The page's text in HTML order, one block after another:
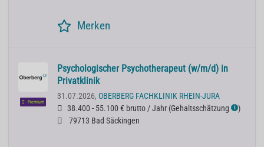
Merken
Premium
Psychologischer Psychotherapeut (w/m/d) in
Privatklinik
31.07.2026, OBERBERG FACHKLINIK RHEIN-JURA
38.400 - 55.100 € brutto / Jahr (Gehaltsschätzung ℹ )
79713 Bad Säckingen